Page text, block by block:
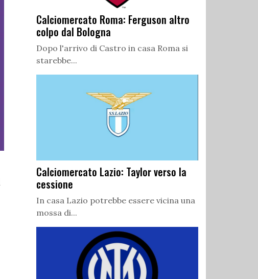
Calciomercato Roma: Ferguson altro
colpo dal Bologna
Dopo l'arrivo di Castro in casa Roma si
starebbe...
Calciomercato Lazio: Taylor verso la
cessione
In casa Lazio potrebbe essere vicina una
mossa di...